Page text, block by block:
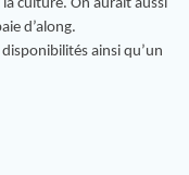
culture. On aurait aussi
d’along.
ainsi qu’un